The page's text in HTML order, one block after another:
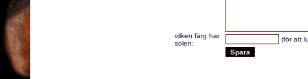
vilken färg har
solen:
(för att